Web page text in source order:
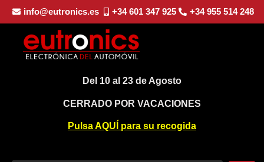
info@eutronics.es +34 601 347 925 +34 955 514 248
Del 10 al 23 de Agosto
CERRADO POR VACACIONES
Pulsa AQUÍ para su recogida